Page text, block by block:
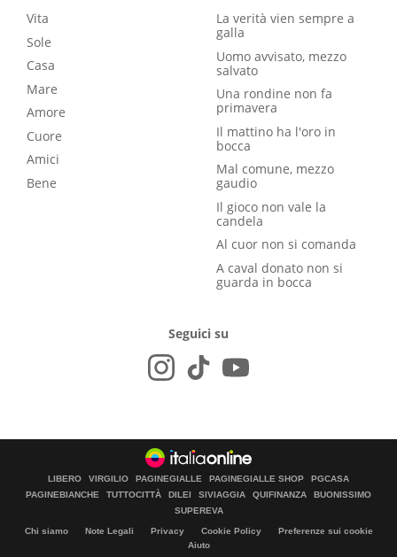
Vita
Sole
Casa
Mare
Amore
Cuore
Amici
Bene
La verità vien sempre a
galla
Uomo avvisato, mezzo
salvato
Una rondine non fa
primavera
Il mattino ha l'oro in
bocca
Mal comune, mezzo
gaudio
Il gioco non vale la
candela
Al cuor non si comanda
A caval donato non si
guarda in bocca
Seguici su
LIBERO VIRGILIO PAGINEGIALLE PAGINEGIALLE SHOP
PGCASA
PAGINEBIANCHE
TUTTOCITTÀ DILEI SIVIAGGIA QUIFINANZA
BUONISSIMO
SUPEREVA
Chi siamo Note Legali Privacy Cookie Policy
Preferenze sui cookie
Aiuto